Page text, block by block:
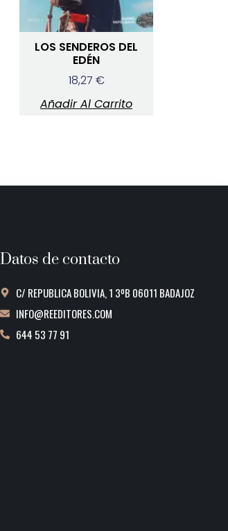
LOS SENDEROS DEL
EDÉN
18,27 €
Añadir Al Carrito
Datos de contacto
C/ REPUBLICA BOLIVIA, 1 3ºB 06011 BADAJOZ
INFO@REEDITORES.COM
644 53 77 91